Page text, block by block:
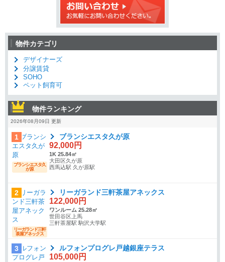
物件カテゴリ
デザイナーズ
分譲賃貸
SOHO
ペット飼育可
物件ランキング
2026年08月09日 更新
1
ブランシエスタ久
が原
ブランシエスタ久が原
92,000円
1K 25.84㎡
大田区久が原
西馬込駅 久が原駅
2
リーガランド三軒
茶屋アネックス
リーガランド三軒茶屋アネックス
122,000円
ワンルーム 25.28㎡
世田谷区上馬
三軒茶屋駅 駒沢大学駅
3 ルフォンプログレ戸越銀座テラス
105,000円